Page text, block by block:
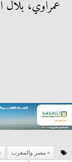
عمراوي، بلال
مصر والمغرب